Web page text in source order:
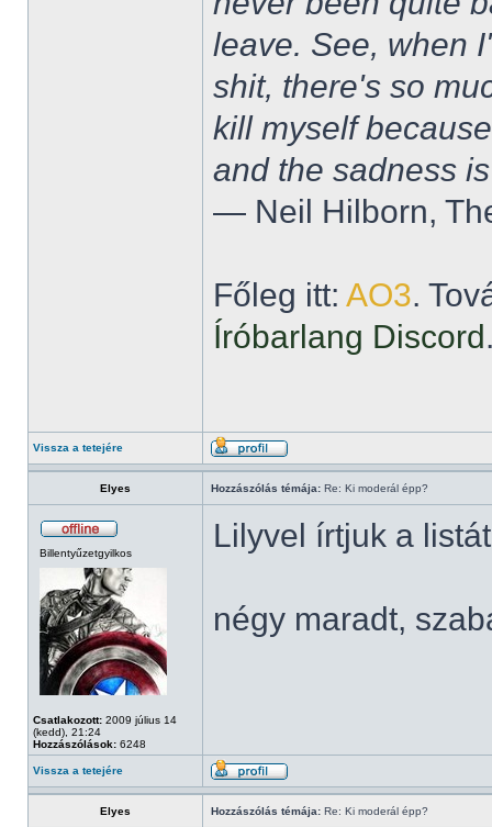
leave. See, when
shit, there's so
kill myself
and the sadness
― Neil Hilborn,
Főleg itt: AO3.
Íróbarlang Discord
Vissza a tetejére
Elyes Hozzászólás témája: Re: Ki moderál épp?
Billentyűzetgyilkos
Csatlakozott: 2009 július 14
(kedd), 21:24
Hozzászólások: 6248
Lilyvel írtjuk a
négy maradt,
Vissza a tetejére
Elyes Hozzászólás témája: Re: Ki moderál épp?